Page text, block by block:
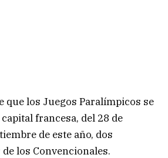
que los Juegos Paralímpicos se
francesa, del 28 de
de este año, dos
los Convencionales.